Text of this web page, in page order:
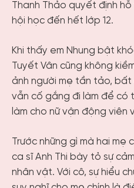
Thanh Thảo quyết định
hội học đến hết lớp 12.
Khi thấy em Nhung bật
Tuyết Vân cũng không
ảnh người mẹ tần tảo,
vẫn cố gắng đi làm để có
làm cho nữ vận động viên
Trước những gì mà hai mẹ
ca sĩ Anh Thi bày tỏ sự
nhân vật. Với cô, sự hiểu